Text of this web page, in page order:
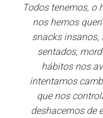
Todos tenemos, o
nos hemos
snacks insanos,
sentados,
hábitos nos
intentamos
que nos
deshacernos de